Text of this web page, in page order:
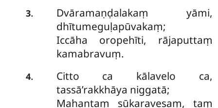
3.
Dvāramaṇḍalakaṃ yāmi,
dhītumeguḷapūvakaṃ;
Iccāha oropehīti, rājaputtaṃ
kamabravuṃ.
4.
Citto ca kālavelo ca,
tassā’rakkhāya niggatā;
Mahantaṃ sūkaravesaṃ, taṃ